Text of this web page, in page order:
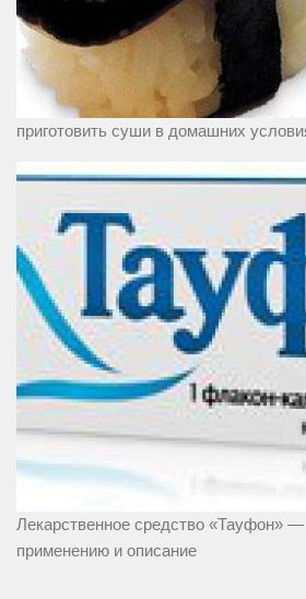
приготовить суши в домашних
Лекарственное средство «Тауфон» —
применению и описание